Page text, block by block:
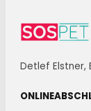
Detlef Elstner,